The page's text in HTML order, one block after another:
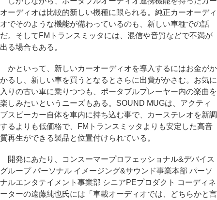
オーディオは比較的新しい機種に限られる。純正カーオーディ
オでそのような機能が備わっているのも、新しい車種での話
だ。そしてFMトランスミッタには、混信や音質などで不満が
出る場合もある。
かといって、新しいカーオーディオを導入するにはお金がか
かるし、新しい車を買うとなるとさらに出費がかさむ。お気に
入りの古い車に乗りつつも、ポータブルプレーヤー内の楽曲を
楽しみたいというニーズもある。SOUND MUGは、アクティ
ブスピーカー自体を車内に持ち込む事で、カーステレオを新調
するよりも低価格で、FMトランスミッタよりも安定した高音
質再生ができる製品と位置付けられている。
開発にあたり、コンスーマープロフェッショナル&デバイス
グループ パーソナル イメージング&サウンド事業本部 パーソ
ナルエンタテイメント事業部 シニアPEプロダクト コーディネ
ーターの遠藤純也氏には「車載オーディオでは、どちらかと言